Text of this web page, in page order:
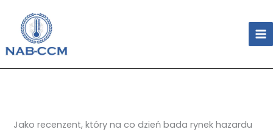
content
Jako recenzent, który na co dzień bada rynek hazardu